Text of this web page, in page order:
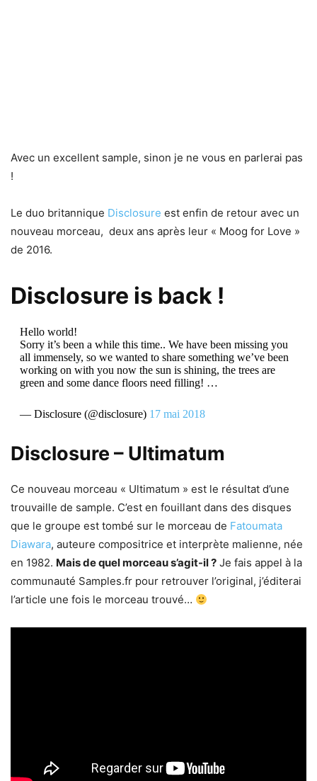
Avec un excellent sample, sinon je ne vous en parlerai pas
!
Le duo britannique Disclosure est enfin de retour avec un
nouveau morceau, deux ans après leur « Moog for Love »
de 2016.
Disclosure is back !
Hello world!
Sorry it’s been a while this time.. We have been missing you
all immensely, so we wanted to share something we’ve been
working on with you now the sun is shining, the trees are
green and some dance floors need filling! …
— Disclosure (@disclosure) 17 mai 2018
Disclosure – Ultimatum
Ce nouveau morceau « Ultimatum » est le résultat d’une
trouvaille de sample. C’est en fouillant dans des disques
que le groupe est tombé sur le morceau de Fatoumata
Diawara, auteure compositrice et interprète malienne, née
en 1982. Mais de quel morceau s’agit-il ? Je fais appel à la
communauté Samples.fr pour retrouver l’original, j’éditerai
l’article une fois le morceau trouvé…